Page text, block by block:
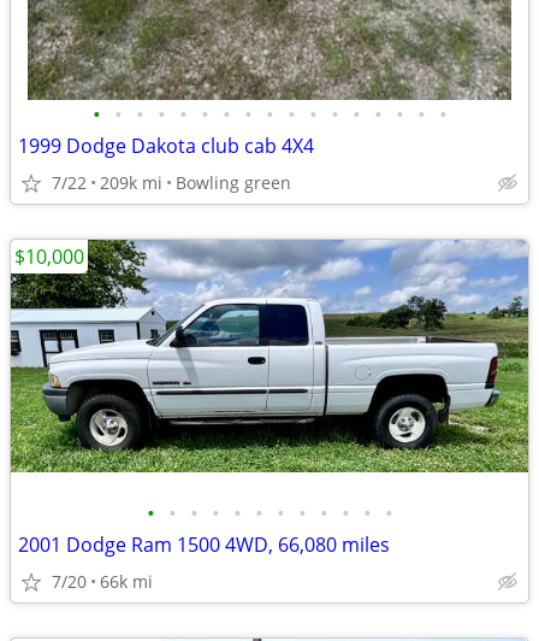
• • • • • • • • • • • • • • • • •
1999 Dodge Dakota club cab 4X4
7/22 209k mi Bowling green
• • • • • • • • • • • •
2001 Dodge Ram 1500 4WD, 66,080 miles
7/20 66k mi
$10,000